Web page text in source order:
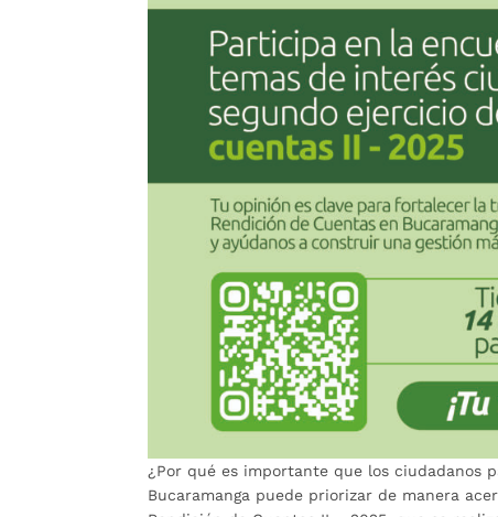
¿Por qué es importante que los ciudadanos
Bucaramanga puede priorizar de manera